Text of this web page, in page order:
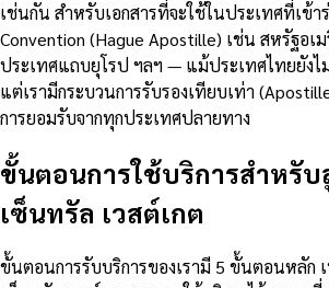
เช่นกัน สำหรับเอกสารที่จะใช้ในประเทศที่เข้า
Convention (Hague Apostille) เช่น สหรัฐอเ
ประเทศแถบยุโรป ฯลฯ — แม้ประเทศไทยยัง
แต่เรามีกระบวนการรับรองเทียบเท่า
การยอมรับจากทุกประเทศปลายทาง
ขั้นตอนการใช้บริการสำหรับ
เซ็นทรัล เวสต์เกต
ขั้นตอนการรับบริการของเรามี 5 ขั้นตอนหลัก